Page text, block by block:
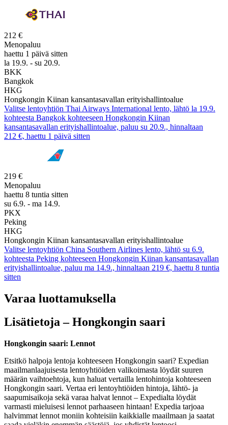
212 €
Menopaluu
haettu 1 päivä sitten
la 19.9. - su 20.9.
BKK
Bangkok
HKG
Hongkongin Kiinan kansantasavallan erityishallintoalue
Valitse lentoyhtiön Thai Airways International lento, lähtö la 19.9.
kohteesta Bangkok kohteeseen Hongkongin Kiinan
kansantasavallan erityishallintoalue, paluu su 20.9., hinnaltaan
212 €, haettu 1 päivä sitten
219 €
Menopaluu
haettu 8 tuntia sitten
su 6.9. - ma 14.9.
PKX
Peking
HKG
Hongkongin Kiinan kansantasavallan erityishallintoalue
Valitse lentoyhtiön China Southern Airlines lento, lähtö su 6.9.
kohteesta Peking kohteeseen Hongkongin Kiinan kansantasavallan
erityishallintoalue, paluu ma 14.9., hinnaltaan 219 €, haettu 8 tuntia
sitten
Varaa luottamuksella
Lisätietoja – Hongkongin saari
Hongkongin saari: Lennot
Etsitkö halpoja lentoja kohteeseen Hongkongin saari? Expedian
maailmanlaajuisesta lentoyhtiöiden valikoimasta löydät suuren
määrän vaihtoehtoja, kun haluat vertailla lentohintoja kohteeseen
Hongkongin saari. Vertaa eri lentoyhtiöiden hintoja, lähtö- ja
saapumisaikoja sekä varaa halvat lennot – Expedialta löydät
varmasti mieluisesi lennot parhaaseen hintaan! Expedia tarjoaa
halvimmat lennot moniin kohteisiin kaikkialle maailmaan ja saatat